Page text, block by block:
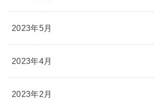
2023年5月
2023年4月
2023年2月